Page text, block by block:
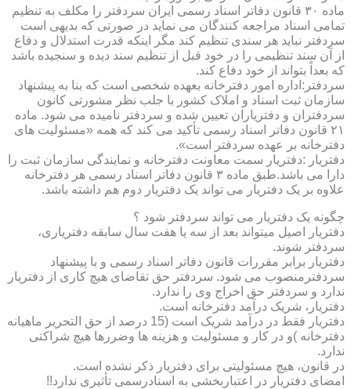
ماده ۳۰ قانون دفاتر اسناد رسمی ایران سردفتر را مکلف به تنظیم
تمامی اسناد مراجعه کنندگان می نماید در صورتی که بدیهی است
سردفتر نباید هر سندی تنظیم کند مگر اینکه قدرت استدلال و دفاع
از آن سند تنظیمی را در خود قبل از تنظیم سند دیده و سنجیده باشد
که بعداً بتواند از خود دفاع کند.
سردفتر:اداره امور دفترخانه بعهده شخصی است که بنا به پیشنهاد
سازمان ثبت اسناد و املاک کشور با جلب نظر مشورتی کانون
سردفتران و دفتریاران تعیین شده و سردفتر نامیده می شود. ماده
۲۱ قانون دفاتر اسناد رسمی تأکید می کند که همه «مسئولیت های
دفترخانه بر عهده سردفتر است».
دفتریار :دفتریار سمت معاونت دفترخانه و نمایندگی سازمان ثبت را
دارا می باشد.طبق ماده ۳ قانون دفاتر اسناد رسمی هر دفترخانه
علاوه بر یک دفتریار می تواند یک دفتریار دوم هم داشته باشد.
چگونه یک دفتریار می تواند سردفتر شود ؟
دفتریار اصیل میتواند بعد از سه یا هفت سال سابقه دفتریاری،
سردفتر شوند.
دفتریار برابر مقررات قانون دفاتر اسناد رسمی و با پیشنهاد
سردفترمنصوب می شود. سردفتر حق تقاضای هیچ کاری از دفتریار
ندارد و سردفتر حق اخراج وی را ندارد.
دفتریار، شریک درآمد دفترخانه است.
دفتریار فقط در درآمد شریک است (15 درصد از حق التحریر ماهیانه
دفترخانه )و در کار و مسئولیت و هزینه ها وضررها هیچ شراکتی
ندارد.
در قانون، هیچ مسئولیتی برای دفتریار ذکر نشده است.
امضای دفتریار در اعتباربخشی به اسنادرسمی تأثیری ندارد!!